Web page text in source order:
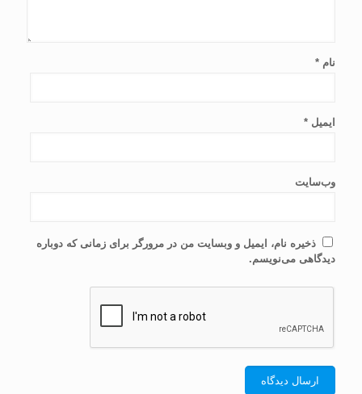
نام *
ایمیل *
وب‌سایت
ذخیره نام، ایمیل و وبسایت من در مرورگر برای زمانی که دوباره
دیدگاهی می‌نویسم.